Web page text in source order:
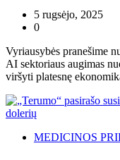
5 rugsėjo, 2025
0
Vyriausybės pranešime
AI sektoriaus augimas
viršyti platesnę
MEDICINOS